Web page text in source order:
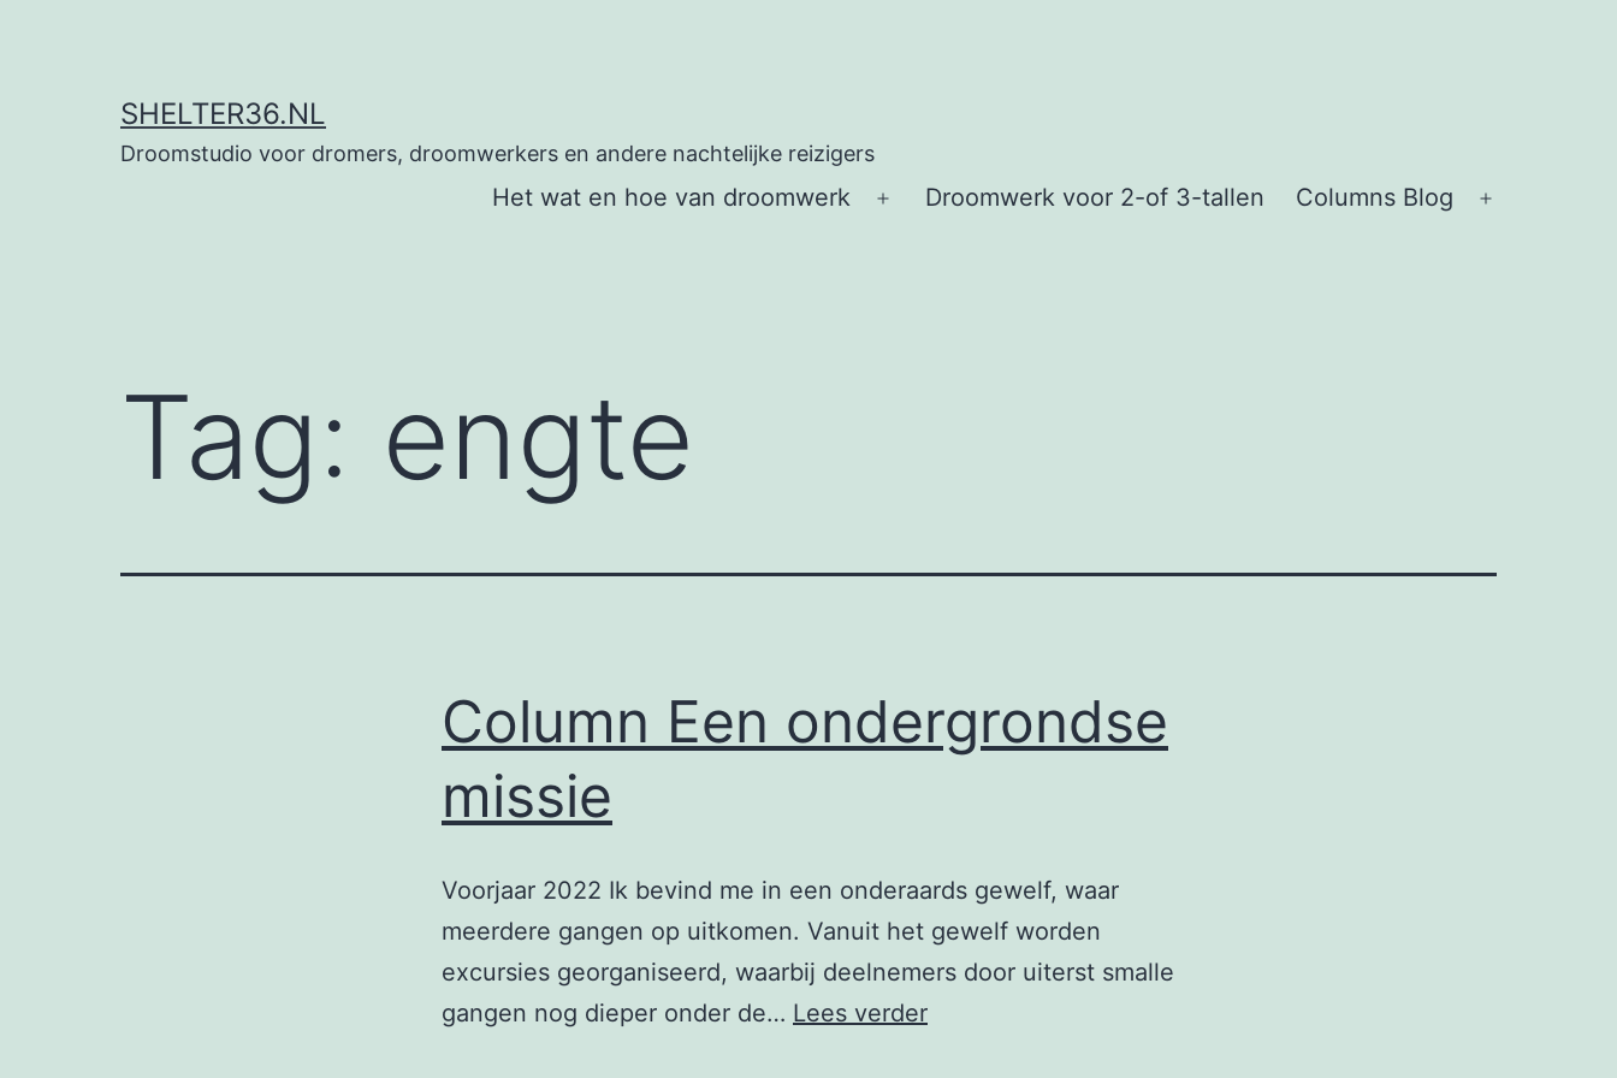
SHELTER36.NL
Droomstudio voor dromers, droomwerkers en andere nachtelijke reizigers
Het wat en hoe van droomwerk
Open
Droomwerk voor 2-of 3-tallen Columns Blog
Tag: engte
Column Een ondergrondse
missie
Voorjaar 2022 Ik bevind me in een onderaards gewelf, waar
meerdere gangen op uitkomen. Vanuit het gewelf worden
excursies georganiseerd, waarbij deelnemers door uiterst smalle
gangen nog dieper onder de… Lees verderColumn